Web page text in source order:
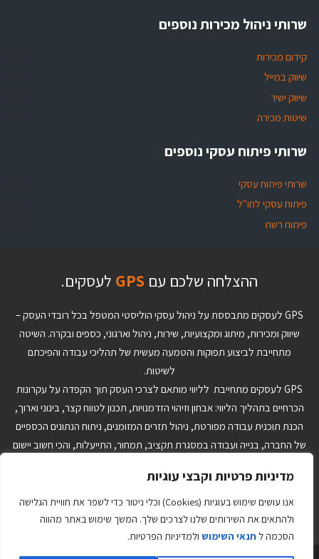
מדיניות פרטיות וקבצי עוגיות
אנו עושים שימוש בעוגיות (Cookies) וכלי ניטור כדי לשפר את חוויית הגלישה
ולהתאים את השירותים שלנו לצרכים שלך. המשך שימוש באתר מהווה
הסכמה ל תנאי השימוש ולמדיניות הפרטיות.
שרותי ניהול מכירות נוספים
קידום מכירות
שיווק במייל
שיווק ישיר
שיטות מכירה
שרותי פיתוח עסקי נוספים
שרותי פיתוח עסקי
פיתוח עסקי לחו"ל
פיתוח רשת
ההצלחה שלכם עם GPS לעסקים.
GPS לעסקים מתבססת על ניהול עסקי הוליסטי המטפל בכל רובדי העסק –
שיווק ומכירות, מיתוג ומקצועיות, שירות, ניהול וארגוני, כספים ובקרה. השיטה
מתחייבת לביצוע תפוקות והטמעה מעשית של תהליכי עבודה והפיכתם
לשיטות.
GPS לעסקים מתחייבת לליווי מותאם לצרכי העסק תוך הקפדה על עקרונות
הכרחיים בתהליך הליווי: אבחון וזיהוי הזדמנויות, תכנון לטווח קצר, בינוני וארוך,
הכנת תוכנית עבודה מפורטת, ניהול תזרים המזומנים, ניתוח הנתונים הכספיים
של החברה, בנייה ועבודה במסגרת תקציב, תמחור, התייעלות, והכי חשוב יישום
עבורך כלי ניהול מותאמים אישית שיאפשרו לך לנהל את העסק בצורה טובה
יותר בתהליכי היום יום ויתרה מזו יתנו לך יכולת לקבל החלטות אסטרטגיות על
סמך נתונים ועובדות ולא על בסיס תחושות בטן.
צרו קשר